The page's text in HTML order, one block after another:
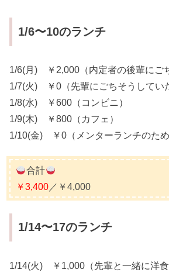
1/6〜10のランチ
1/6(月) ￥2,000（内定者の後輩にご
1/7(火) ￥0（先輩にごちそうしてい
1/8(水) ￥600（コンビニ）
1/9(木) ￥800（カフェ）
1/10(金) ￥0（メンターランチのため
合計
￥3,400／￥4,000
1/14〜17のランチ
1/14(火) ￥1,000（先輩と一緒に洋食